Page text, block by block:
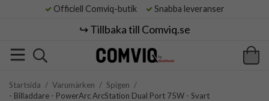
Officiell Comviq-butik Snabba leveranser
↪️ Tillbaka till Comviq.se
Startsida / Varumärken / Spigen /
- Billaddare - PowerArc ArcStation Dual Port 75W - Svart